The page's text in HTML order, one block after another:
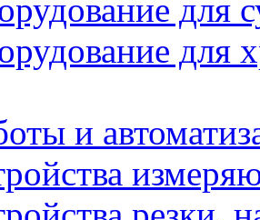
для
для
и